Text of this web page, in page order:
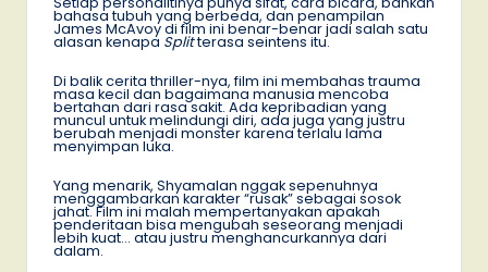
bahasa tubuh yang berbeda, dan penampilan
James McAvoy di film ini benar-benar jadi salah satu
alasan kenapa Splitterasa seintens itu.
Di balik cerita thriller-nya, film ini membahas trauma
masa kecil dan bagaimana manusia mencoba
bertahan dari rasa sakit. Ada kepribadian yang
muncul untuk melindungi diri, ada juga yang justru
berubah menjadi monster karena terlalu lama
menyimpan luka.
Yang menarik, Shyamalan nggak sepenuhnya
menggambarkan karakter “rusak” sebagai sosok
jahat. Film ini malah mempertanyakan apakah
penderitaan bisa mengubah seseorang menjadi
lebih kuat… atau justru menghancurkannya dari
dalam.